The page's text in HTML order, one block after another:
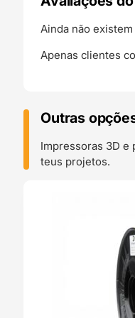
Ainda não
Apenas clientes
Outras
Impressoras 3D e
teus projetos.